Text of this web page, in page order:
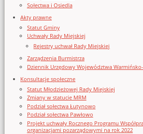
Sołectwa i Osiedla
Akty prawne
Statut Gminy
Uchwały Rady Miejskiej
Rejestry uchwał Rady Miejskiej
Zarządzenia Burmistrza
Dziennik Urzędowy Województwa
Konsultacje społeczne
Statut Młodzieżowej Rady Miejskiej
Zmiany w statucie MRM
Podział sołectwa Łutynowo
Podział sołectwa Pawłowo
Projekt uchwały Rocznego Programu
organizacjami pozarządowymi na rok 2022